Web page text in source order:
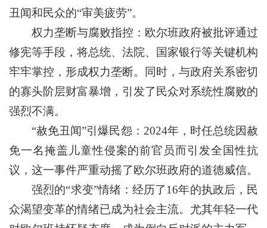
丑闻和民众的“审美疲劳”。
权力垄断与腐败指控：欧尔班政府被批评通过
修宪等手段，将总统、法院、国家银行等关键机构
牢牢掌控，形成权力垄断。同时，与政府关系密切
的寡头阶层财富暴增，引发了民众对系统性腐败的
强烈不满。
“赦免丑闻”引爆民怨：2024年，时任总统因赦
免一名掩盖儿童性侵案的前官员而引发全国性抗
议，这一事件严重动摇了欧尔班政府的道德威信。
强烈的“求变”情绪：经历了16年的执政后，民
众渴望变革的情绪已成为社会主流。尤其年轻一代